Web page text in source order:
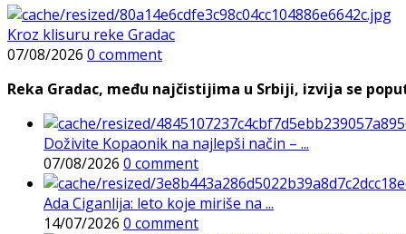
Kroz klisuru reke Gradac
07/08/2026 0 comment
Reka Gradac, među najčistijima u Srbiji, izvija se
Doživite Kopaonik na najlepši način – ...
07/08/2026 0 comment
Ada Ciganlija: leto koje miriše na ...
14/07/2026 0 comment